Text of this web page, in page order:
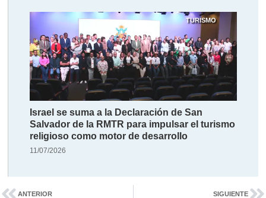
TURISMO
Israel se suma a la Declaración de San
Salvador de la RMTR para impulsar el turismo
religioso como motor de desarrollo
11/07/2026
ANTERIOR SIGUIENTE